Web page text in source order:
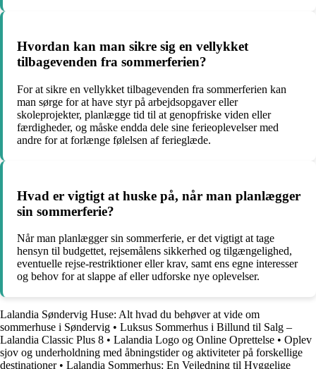
Hvordan kan man sikre sig en vellykket
tilbagevenden fra sommerferien?
For at sikre en vellykket tilbagevenden fra sommerferien kan
man sørge for at have styr på arbejdsopgaver eller
skoleprojekter, planlægge tid til at genopfriske viden eller
færdigheder, og måske endda dele sine ferieoplevelser med
andre for at forlænge følelsen af ferieglæde.
Hvad er vigtigt at huske på, når man planlægger
sin sommerferie?
Når man planlægger sin sommerferie, er det vigtigt at tage
hensyn til budgettet, rejsemålens sikkerhed og tilgængelighed,
eventuelle rejse-restriktioner eller krav, samt ens egne interesser
og behov for at slappe af eller udforske nye oplevelser.
Lalandia Søndervig Huse: Alt hvad du behøver at vide om
sommerhuse i Søndervig • Luksus Sommerhus i Billund til Salg –
Lalandia Classic Plus 8 • Lalandia Logo og Online Oprettelse • Oplev
sjov og underholdning med åbningstider og aktiviteter på forskellige
destinationer• Lalandia Sommerhus: En Vejledning til Hyggelige